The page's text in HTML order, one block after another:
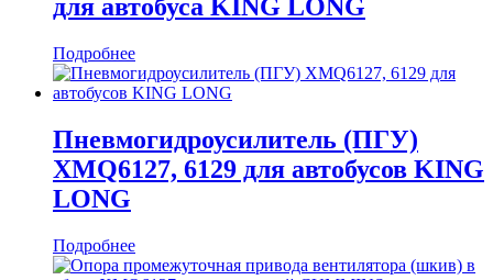
для автобуса KING LONG
Подробнее
Пневмогидроусилитель (ПГУ)
XMQ6127, 6129 для автобусов KING
LONG
Подробнее